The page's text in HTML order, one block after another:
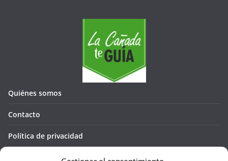
Quiénes somos
Contacto
Política de privacidad
Política de cookies (UE)